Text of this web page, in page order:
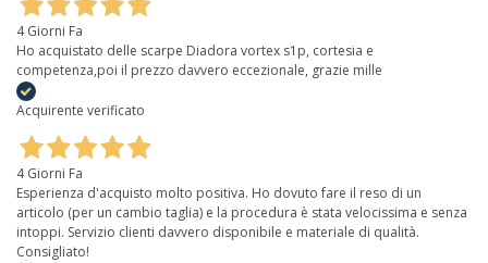
4 Giorni Fa
Ho acquistato delle scarpe Diadora vortex s1p, cortesia e
competenza,poi il prezzo davvero eccezionale, grazie mille
Acquirente verificato
4 Giorni Fa
Esperienza d'acquisto molto positiva. Ho dovuto fare il reso di un
articolo (per un cambio taglia) e la procedura è stata velocissima e senza
intoppi. Servizio clienti davvero disponibile e materiale di qualità.
Consigliato!